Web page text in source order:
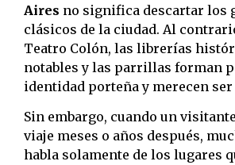
Aires no significa descartar los
clásicos de la ciudad. Al
Teatro Colón, las librerías
notables y las parrillas forman
identidad porteña y merecen
Sin embargo, cuando un
viaje meses o años después,
habla solamente de los lugares